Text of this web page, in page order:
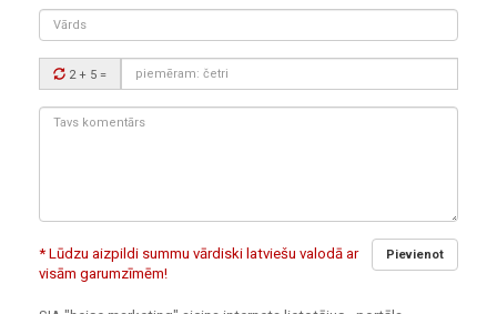
Vārds
Drošības
kods:
2 + 5 =
Tavs
Pievienot
* Lūdzu aizpildi summu vārdiski latviešu valodā ar
visām garumzīmēm!